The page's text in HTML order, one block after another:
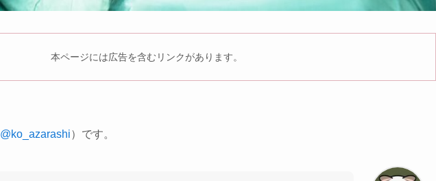
本ページには広告を含むリンクがあります。
@ko_azarashi）です。